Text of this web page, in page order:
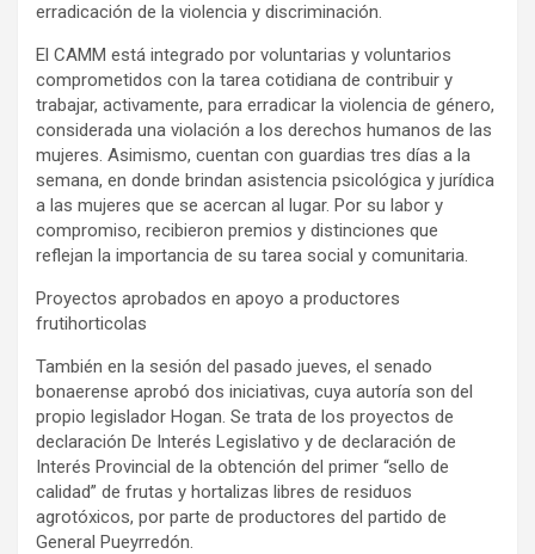
erradicación de la violencia y discriminación.
El CAMM está integrado por voluntarias y voluntarios
comprometidos con la tarea cotidiana de contribuir y
trabajar, activamente, para erradicar la violencia de género,
considerada una violación a los derechos humanos de las
mujeres. Asimismo, cuentan con guardias tres días a la
semana, en donde brindan asistencia psicológica y jurídica
a las mujeres que se acercan al lugar. Por su labor y
compromiso, recibieron premios y distinciones que
reflejan la importancia de su tarea social y comunitaria.
Proyectos aprobados en apoyo a productores
frutihorticolas
También en la sesión del pasado jueves, el senado
bonaerense aprobó dos iniciativas, cuya autoría son del
propio legislador Hogan. Se trata de los proyectos de
declaración De Interés Legislativo y de declaración de
Interés Provincial de la obtención del primer “sello de
calidad” de frutas y hortalizas libres de residuos
agrotóxicos, por parte de productores del partido de
General Pueyrredón.